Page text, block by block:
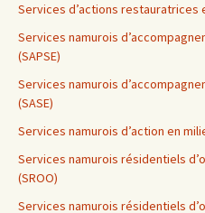
Services d’actions restauratrices
Services namurois
(SAPSE)
Services namurois
(SASE)
Services namurois d’action en
Services namurois résidentiels
(SROO)
Services namurois résidentiels